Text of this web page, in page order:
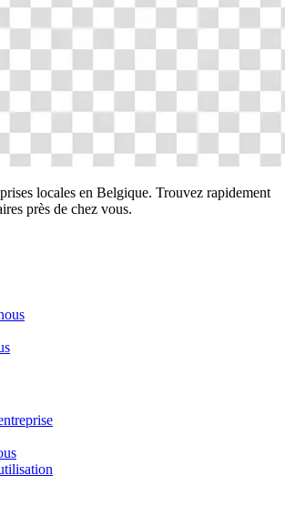
locales en Belgique. Trouvez rapidement
près de chez vous.